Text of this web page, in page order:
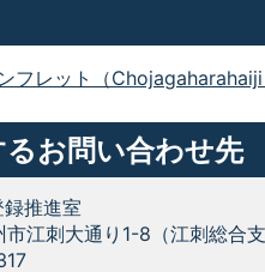
フレット（
お問い合わせ先
推進室
江刺大通り1-8（江刺総合支